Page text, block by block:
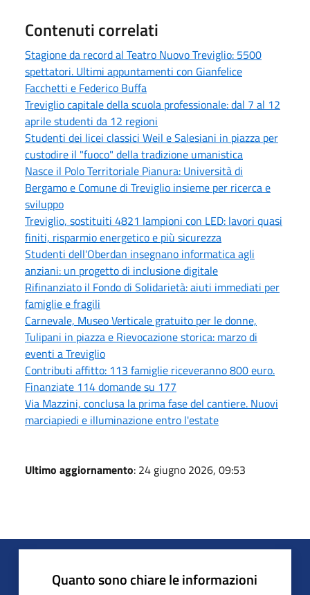
Contenuti correlati
Stagione da record al Teatro Nuovo Treviglio: 5500
spettatori. Ultimi appuntamenti con Gianfelice
Facchetti e Federico Buffa
Treviglio capitale della scuola professionale: dal 7 al 12
aprile studenti da 12 regioni
Studenti dei licei classici Weil e Salesiani in piazza per
custodire il "fuoco" della tradizione umanistica
Nasce il Polo Territoriale Pianura: Università di
Bergamo e Comune di Treviglio insieme per ricerca e
sviluppo
Treviglio, sostituiti 4821 lampioni con LED: lavori quasi
finiti, risparmio energetico e più sicurezza
Studenti dell'Oberdan insegnano informatica agli
anziani: un progetto di inclusione digitale
Rifinanziato il Fondo di Solidarietà: aiuti immediati per
famiglie e fragili
Carnevale, Museo Verticale gratuito per le donne,
Tulipani in piazza e Rievocazione storica: marzo di
eventi a Treviglio
Contributi affitto: 113 famiglie riceveranno 800 euro.
Finanziate 114 domande su 177
Via Mazzini, conclusa la prima fase del cantiere. Nuovi
marciapiedi e illuminazione entro l'estate
Ultimo aggiornamento: 24 giugno 2026, 09:53
Quanto sono chiare le informazioni